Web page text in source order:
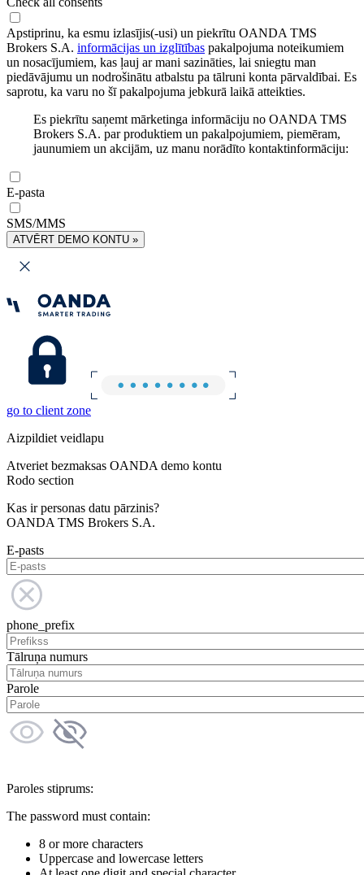
Apstiprinu, ka esmu izlasījis(-usi) un piekrītu OANDA TMS
Brokers S.A. informācijas un izglītības pakalpojuma noteikumiem
un nosacījumiem, kas ļauj ar mani sazināties, lai sniegtu man
piedāvājumu un nodrošinātu atbalstu pa tālruni konta pārvaldībai. Es
saprotu, ka varu no šī pakalpojuma jebkurā laikā atteikties.
Es piekrītu saņemt mārketinga informāciju no OANDA TMS
Brokers S.A. par produktiem un pakalpojumiem, piemēram,
jaunumiem un akcijām, uz manu norādīto kontaktinformāciju:
E-pasta
SMS/MMS
ATVĒRT DEMO KONTU »
go to client zone
Aizpildiet veidlapu
Atveriet bezmaksas OANDA demo kontu
Rodo section
Kas ir personas datu pārzinis?
OANDA TMS Brokers S.A.
E-pasts
phone_prefix
Tālruņa numurs
Parole
Paroles stiprums:
The password must contain:
8 or more characters
Uppercase and lowercase letters